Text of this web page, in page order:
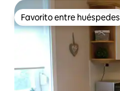
Favorito entre huéspedes
Favorito entre huéspedes